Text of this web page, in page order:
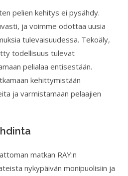
pelien kehitys ei pysähdy.
ja voimme odottaa uusia
tulevaisuudessa. Tekoäly,
todellisuus tulevat
pelialaa entisestään.
kehittymistään
ja varmistamaan pelaajien
matkan RAY:n
nykypäivän monipuolisiin ja